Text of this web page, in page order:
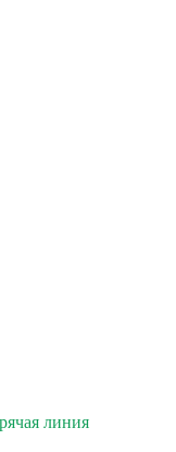
линия